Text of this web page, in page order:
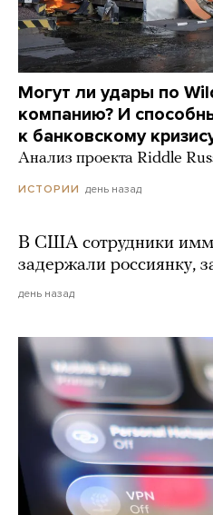
Могут ли удары по
компанию? И
к банковскому
Анализ проекта Riddle
ИСТОРИИ день назад
В США сотрудники
задержали россиянку,
день назад